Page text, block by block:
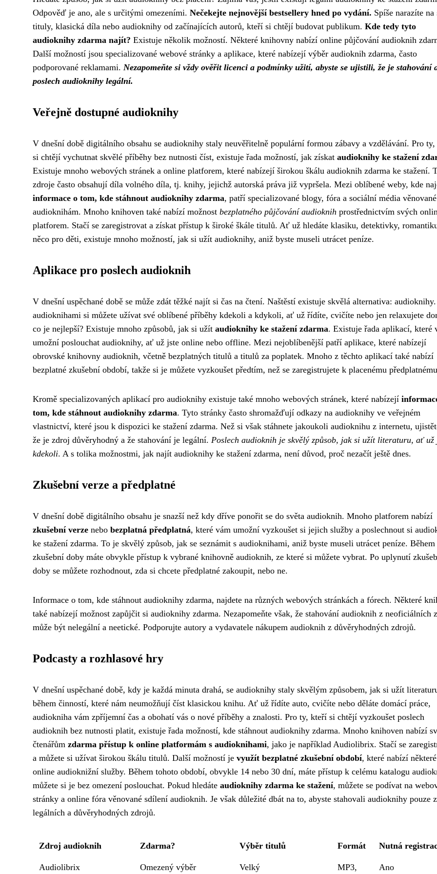
Odpověď je ano, ale s určitými omezeními. Nečekejte nejnovější bestsellery hned po vydání. Spíše narazíte na
tituly, klasická díla nebo audioknihy od začínajících autorů, kteří si chtějí budovat publikum. Kde tedy tyto
audioknihy zdarma najít? Existuje několik možností. Některé knihovny nabízí online půjčování audioknih
Další možností jsou specializované webové stránky a aplikace, které nabízejí výběr audioknih zdarma, často
podporované reklamami. Nezapomeňte si vždy ověřit licenci a podmínky užití, abyste se ujistili, že je stahování
poslech audioknihy legální.
Veřejně dostupné audioknihy
V dnešní době digitálního obsahu se audioknihy staly neuvěřitelně populární formou zábavy a vzdělávání. Pro
si chtějí vychutnat skvělé příběhy bez nutnosti číst, existuje řada možností, jak získat audioknihy ke stažení
Existuje mnoho webových stránek a online platforem, které nabízejí širokou škálu audioknih zdarma ke stažení.
zdroje často obsahují díla volného díla, tj. knihy, jejichž autorská práva již vypršela. Mezi oblíbené weby, kde
informace o tom, kde stáhnout audioknihy zdarma, patří specializované blogy, fóra a sociální média věnované
audioknihám. Mnoho knihoven také nabízí možnost bezplatného půjčování audioknih prostřednictvím svých
platforem. Stačí se zaregistrovat a získat přístup k široké škále titulů. Ať už hledáte klasiku, detektivky,
něco pro děti, existuje mnoho možností, jak si užít audioknihy, aniž byste museli utrácet peníze.
Aplikace pro poslech audioknih
V dnešní uspěchané době se může zdát těžké najít si čas na čtení. Naštěstí existuje skvělá alternativa:
audioknihami si můžete užívat své oblíbené příběhy kdekoli a kdykoli, ať už řídíte, cvičíte nebo jen relaxujete
co je nejlepší? Existuje mnoho způsobů, jak si užít audioknihy ke stažení zdarma. Existuje řada aplikací, které
umožní poslouchat audioknihy, ať už jste online nebo offline. Mezi nejoblíbenější patří aplikace, které nabízejí
obrovské knihovny audioknih, včetně bezplatných titulů a titulů za poplatek. Mnoho z těchto aplikací také nabízí
bezplatné zkušební období, takže si je můžete vyzkoušet předtím, než se zaregistrujete k placenému
Kromě specializovaných aplikací pro audioknihy existuje také mnoho webových stránek, které nabízejí
tom, kde stáhnout audioknihy zdarma. Tyto stránky často shromažďují odkazy na audioknihy ve veřejném
vlastnictví, které jsou k dispozici ke stažení zdarma. Než si však stáhnete jakoukoli audioknihu z internetu,
že je zdroj důvěryhodný a že stahování je legální. Poslech audioknih je skvělý způsob, jak si užít literaturu, ať už
kdekoli. A s tolika možnostmi, jak najít audioknihy ke stažení zdarma, není důvod, proč nezačít ještě dnes.
Zkušební verze a předplatné
V dnešní době digitálního obsahu je snazší než kdy dříve ponořit se do světa audioknih. Mnoho platforem nabízí
zkušební verze nebo bezplatná předplatná, které vám umožní vyzkoušet si jejich služby a poslechnout si
ke stažení zdarma. To je skvělý způsob, jak se seznámit s audioknihami, aniž byste museli utrácet peníze. Během
zkušební doby máte obvykle přístup k vybrané knihovně audioknih, ze které si můžete vybrat. Po uplynutí
doby se můžete rozhodnout, zda si chcete předplatné zakoupit, nebo ne.
Informace o tom, kde stáhnout audioknihy zdarma, najdete na různých webových stránkách a fórech. Některé
také nabízejí možnost zapůjčit si audioknihy zdarma. Nezapomeňte však, že stahování audioknih z neoficiálních
může být nelegální a neetické. Podporujte autory a vydavatele nákupem audioknih z důvěryhodných zdrojů.
Podcasty a rozhlasové hry
V dnešní uspěchané době, kdy je každá minuta drahá, se audioknihy staly skvělým způsobem, jak si užít
během činností, které nám neumožňují číst klasickou knihu. Ať už řídíte auto, cvičíte nebo děláte domácí práce,
audiokniha vám zpříjemní čas a obohatí vás o nové příběhy a znalosti. Pro ty, kteří si chtějí vyzkoušet poslech
audioknih bez nutnosti platit, existuje řada možností, kde stáhnout audioknihy zdarma. Mnoho knihoven nabízí
čtenářům zdarma přístup k online platformám s audioknihami, jako je například Audiolibrix. Stačí se
a můžete si užívat širokou škálu titulů. Další možností je využít bezplatné zkušební období, které nabízí některé
online audioknižní služby. Během tohoto období, obvykle 14 nebo 30 dní, máte přístup k celému katalogu
můžete si je bez omezení poslouchat. Pokud hledáte audioknihy zdarma ke stažení, můžete se podívat na
stránky a online fóra věnované sdílení audioknih. Je však důležité dbát na to, abyste stahovali audioknihy pouze z
legálních a důvěryhodných zdrojů.
Zdroj audioknih Zdarma? Výběr titulů Formát Nutná
Audiolibrix Omezený výběr Velký MP3, Ano